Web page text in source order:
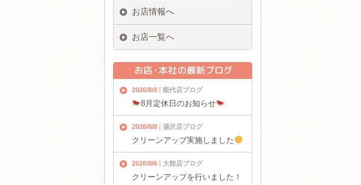
お店情報へ
お店一覧へ
2026/8/8 能代店ブログ
8月定休日のお知らせ
2026/8/8 湯沢店ブログ
クリーンアップ実施しました
2026/8/6 大館店ブログ
クリーンアップを行いました！